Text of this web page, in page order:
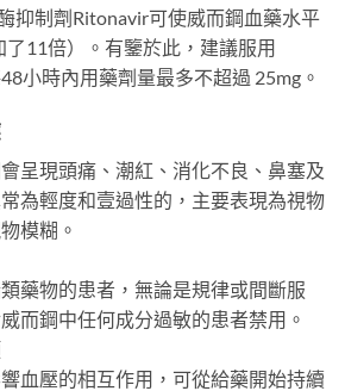
抑制劑Ritonavir可使威而鋼血藥水平
了11倍）。有鑒於此，建議服用
小時內用藥劑量最多不超過 25mg。
呈現頭痛、潮紅、消化不良、鼻塞及
為輕度和壹過性的，主要表現為視物
模糊。
藥物的患者，無論是規律或間斷服
而鋼中任何成分過敏的患者禁用。
血壓的相互作用，可從給藥開始持續